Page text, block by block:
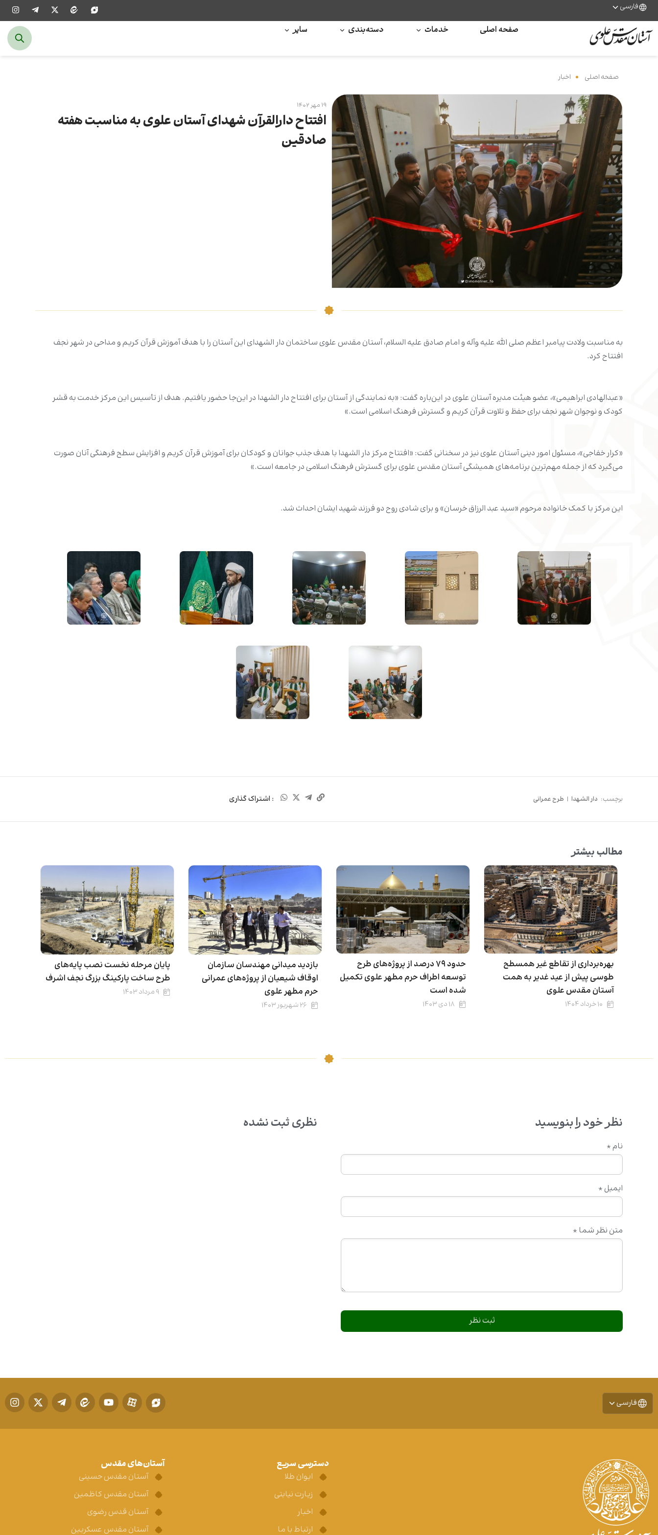
فارسی
صفحه اصلی خدمات دسته‌بندی سایر
صفحه اصلی اخبار
۱۹ مهر ۱۴۰۲
افتتاح دارالقرآن شهدای آستان علوی به مناسبت هفته
صادقین
به مناسبت ولادت پیامبر اعظم صلی الله علیه وآله و امام صادق علیه السلام، آستان مقدس علوی ساختمان دار الشهدای این آستان را با هدف آموزش قرآن کریم و مداحی در شهر نجف
افتتاح کرد.
«عبدالهادی ابراهیمی»، عضو هیئت مدیره آستان علوی در این‌باره گفت: «به نمایندگی از آستان برای افتتاح دار الشهدا در این‌جا حضور یافتیم. هدف از تأسیس این مرکز خدمت به قشر
کودک و نوجوان شهر نجف برای حفظ و تلاوت قرآن کریم و گسترش فرهنگ اسلامی است.»
«کرار خفاجی»، مسئول امور دینی آستان علوی نیز در سخنانی گفت: «افتتاح مرکز دار الشهدا با هدف جذب جوانان و کودکان برای آموزش قرآن کریم و افزایش سطح فرهنگی آنان صورت
می‌گیرد که از جمله مهم‌ترین برنامه‌های همیشگی آستان مقدس علوی برای گسترش فرهنگ اسلامی در جامعه است.»
این مرکز با کمک خانواده مرحوم «سید عبد الرزاق خرسان» و برای شادی روح دو فرزند شهید ایشان احداث شد.
برچسب: دار الشهدا | طرح عمرانی : اشتراک گذاری
مطالب بیشتر
بهره‌برداری از تقاطع غیر همسطح
طوسی پیش از عید غدیر به همت
آستان مقدس علوی
۱۰ خرداد ۱۴۰۴
حدود ۷۹ درصد از پروژه‌های طرح
توسعه اطراف حرم مطهر علوی تکمیل
شده است
۱۸ دی ۱۴۰۳
بازدید میدانی مهندسان سازمان
اوقاف شیعیان از پروژه‌های عمرانی
حرم مطهر علوی
۲۶ شهریور ۱۴۰۳
پایان مرحله نخست نصب پایه‌های
طرح ساخت پارکینگ بزرگ نجف اشرف
۹ مرداد ۱۴۰۳
نظر خود را بنویسید
متن نظر شما *
نام *
ایمیل *
نظری ثبت نشده
فارسی
دسترسی سریع
ایوان طلا
زیارت نیابتی
اخبار
ارتباط با ما
آستان‌های مقدس
آستان مقدس حسینی
آستان مقدس کاظمین
آستان قدس رضوی
آستان مقدس عسکریین